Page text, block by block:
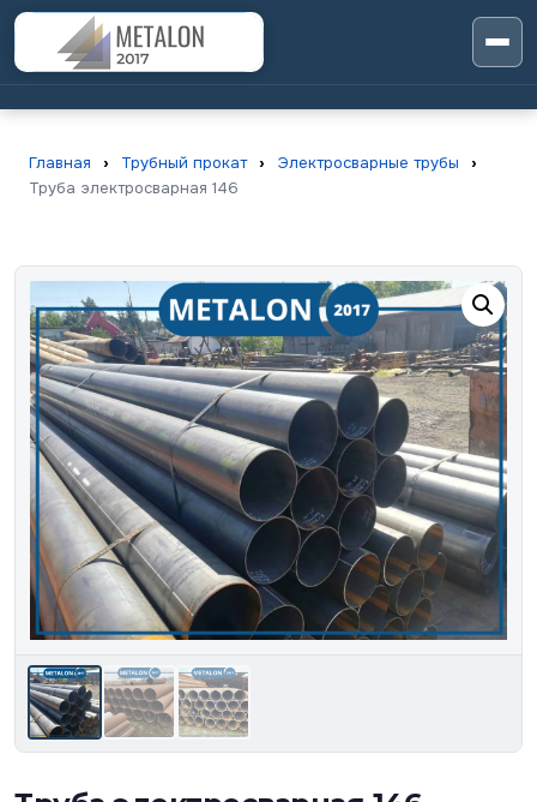
Главная › Трубный прокат › Электросварные трубы
›
Труба электросварная 146